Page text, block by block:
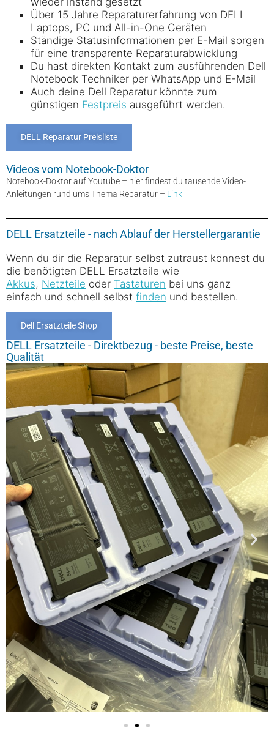
Über 15 Jahre Reparaturerfahrung von DELL
Laptops, PC und All-in-One Geräten
Ständige Statusinformationen per E-Mail sorgen
für eine transparente Reparaturabwicklung
Du hast direkten Kontakt zum ausführenden Dell
Notebook Techniker per WhatsApp und E-Mail
Auch deine Dell Reparatur könnte zum
günstigen Festpreis ausgeführt werden.
DELL Reparatur Preisliste
Videos vom Notebook-Doktor
Notebook-Doktor auf Youtube – hier findest du tausende Video-
Anleitungen rund ums Thema Reparatur – Link
DELL Ersatzteile - nach Ablauf der Herstellergarantie
Wenn du dir die Reparatur selbst zutraust könnest du
die benötigten DELL Ersatzteile wie
Akkus, Netzteile oder Tastaturen bei uns ganz
einfach und schnell selbst finden und bestellen.
Dell Ersatzteile Shop
DELL Ersatzteile - Direktbezug - beste Preise, beste
Qualität